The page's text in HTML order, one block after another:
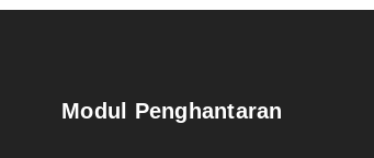
Modul Penghantaran